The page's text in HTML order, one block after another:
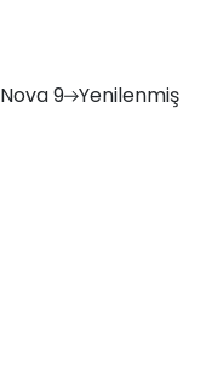
Nova 9 Yenilenmiş